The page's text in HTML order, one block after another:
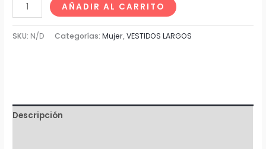
AÑADIR AL CARRITO
SKU: N/D Categorías:Mujer,VESTIDOS LARGOS
Descripción